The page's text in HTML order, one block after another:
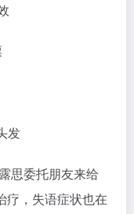
发
思委托朋友来给
疗，失语症状也在